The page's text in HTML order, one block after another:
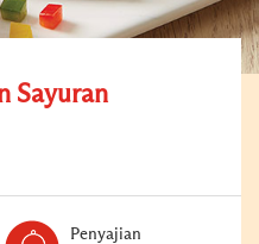
Sayuran
Penyajian